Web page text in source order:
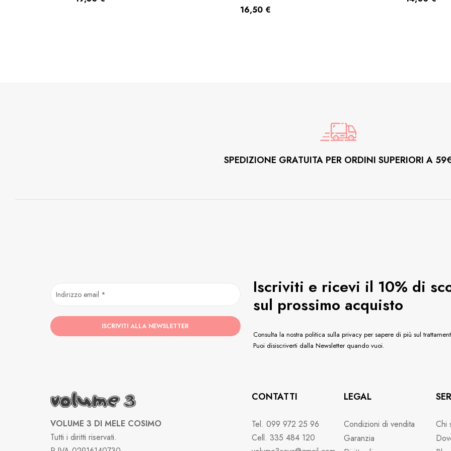
16,50 €
SPEDIZIONE GRATUITA PER ORDINI SUPERIORI A
Iscriviti e ricevi il 10% di
sul prossimo acquisto
Consulta la nostra politica sulla privacy per sapere di più sul
Puoi disiscriverti dalla Newsletter quando vuoi.
VOLUME 3 DI MELE COSIMO
Tutti i diritti riservati.
CONTATTI
Tel. 099 972 25 96
Cell. 335 484 120
LEGAL
Condizioni di vendita
Garanzia
Chi